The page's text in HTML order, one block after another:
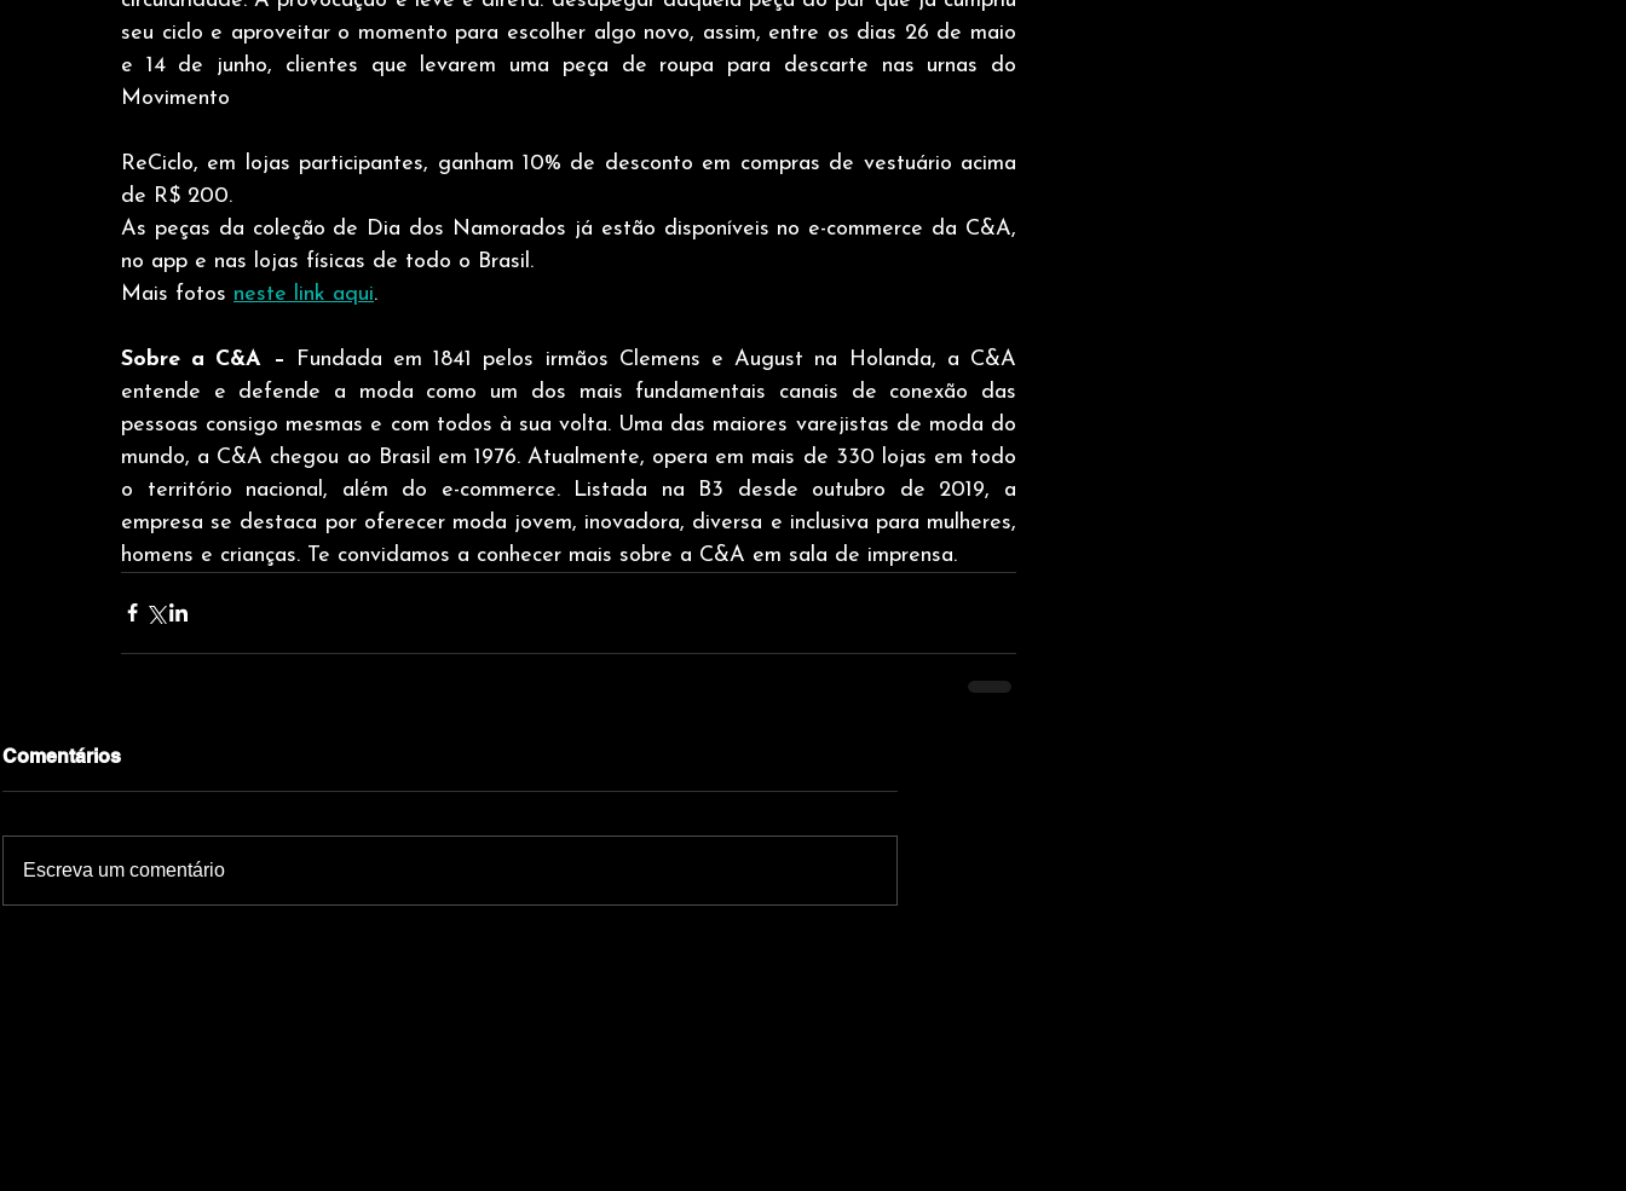
seu ciclo e aproveitar o momento para escolher algo novo, assim, entre os dias 26 de maio
e 14 de junho, clientes que levarem uma peça de roupa para descarte nas urnas do
Movimento
ReCiclo, em lojas participantes, ganham 10% de desconto em compras de vestuário acima
de R$ 200.
As peças da coleção de Dia dos Namorados já estão disponíveis no e-commerce da C&A,
no app e nas lojas físicas de todo o Brasil.
Mais fotos neste link aqui.
Sobre a C&A –
Fundada em 1841 pelos irmãos Clemens e August na Holanda, a C&A
entende e defende a moda como um dos mais fundamentais canais de conexão das
pessoas consigo mesmas e com todos à sua volta. Uma das maiores varejistas de moda do
mundo, a C&A chegou ao Brasil em 1976. Atualmente, opera em mais de 330 lojas em todo
o território nacional, além do e-commerce. Listada na B3 desde outubro de 2019, a
empresa se destaca por oferecer moda jovem, inovadora, diversa e inclusiva para mulheres,
homens e crianças. Te convidamos a conhecer mais sobre a C&A em sala de imprensa.
Comentários
Escreva um comentário